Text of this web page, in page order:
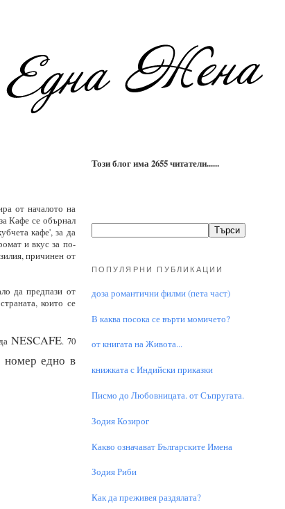
от началото на
Кафе се обърнал
кафе', за да
и вкус за по-
причинен от
да предпази от
които се
NESCAFE. 70
номер едно в
Този блог има 2655 читатели......
ПОПУЛЯРНИ ПУБЛИКАЦИИ
доза романтични филми (пета част)
В каква посока се върти момичето?
от книгата на Живота...
книжката с Индийски приказки
Писмо до Любовницата. от Съпругата.
Зодия Козирог
Какво означават Българските Имена
Зодия Риби
Как да преживея раздялата?